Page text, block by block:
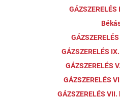
GÁZSZERELÉS
GÁZSZERELÉS
GÁZSZERELÉS
GÁZSZERELÉS